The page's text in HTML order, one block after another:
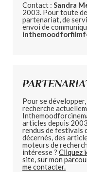
Contact : Sandra
2003. Pour toute
partenariat, de
envoi de
Pour se
recherche
articles depuis
rendus de festivals
décernés, des
moteurs de
intéresse ? Cliquez
site, sur mon
me contacter.